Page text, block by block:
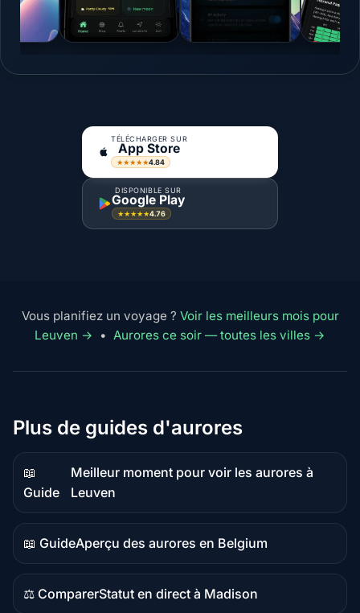
TÉLÉCHARGER SUR
App Store
★★★★★4.84
DISPONIBLE SUR
Google Play
★★★★★4.76
Vous planifiez un voyage ? Voir les meilleurs mois pour
Leuven →
• Aurores ce soir — toutes les villes →
Plus de guides d'aurores
📖
Guide
Contenu
guide
Meilleur moment pour voir les aurores à
Leuven
📖 Guide
Contenu
guide
Aperçu des aurores en Belgium
⚖️ Comparer
Contenu
Statut en direct à Madison